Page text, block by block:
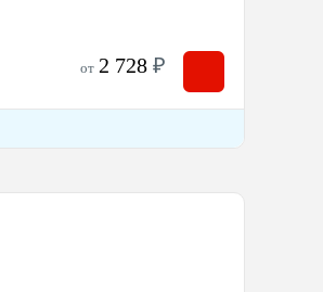
от 2 728 ₽